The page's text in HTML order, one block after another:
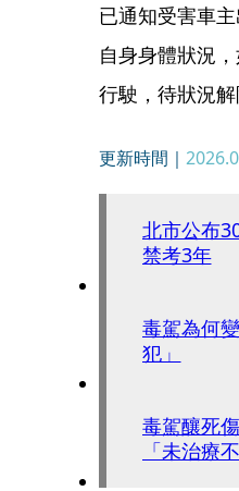
已通知受害車
自身身體狀況
行駛，待狀況解
更新時間｜
北市公布
禁考3年
毒駕為何
犯」
毒駕釀死
「未治療